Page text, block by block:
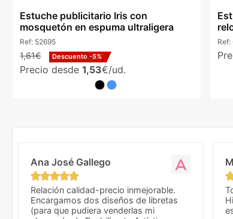
Estuche publicitario Iris con
mosquetón en espuma ultraligera
Ref: 52695
1,61€ Descuento -5%
Precio desde 1,53€/ud.
Ref:
Ana José Gallego
Relación calidad-precio inmejorable.
Encargamos dos diseños de libretas
(para que pudiera venderlas mi